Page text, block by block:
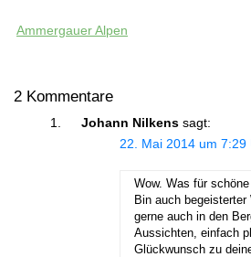
Ammergauer Alpen
2 Kommentare
Johann Nilkens sagt:
22. Mai 2014 um 7:29
Wow. Was für
Bin auch begeisterter
gerne auch in den
Aussichten, einfach
Glückwunsch zu